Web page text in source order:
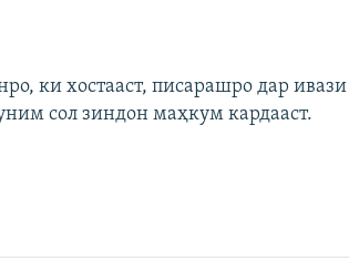
ки хостааст, писарашро дар
сол зиндон маҳкум кардааст.